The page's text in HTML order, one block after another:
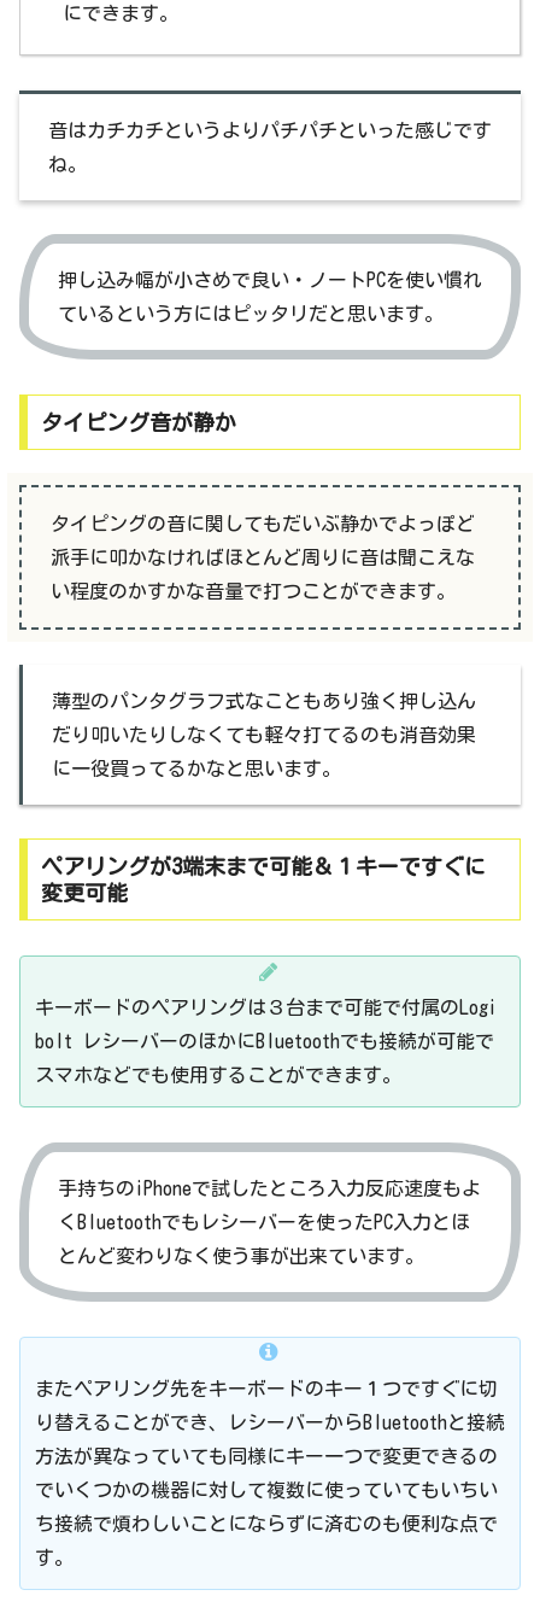
にできます。
音はカチカチというよりパチパチといった感じです
ね。
押し込み幅が小さめで良い・ノートPCを使い慣れ
ているという方にはピッタリだと思います。
タイピング音が静か
タイピングの音に関してもだいぶ静かでよっぽど
派手に叩かなければほとんど周りに音は聞こえな
い程度のかすかな音量で打つことができます。
薄型のパンタグラフ式なこともあり強く押し込ん
だり叩いたりしなくても軽々打てるのも消音効果
に一役買ってるかなと思います。
ペアリングが3端末まで可能＆１キーですぐに
変更可能
キーボードのペアリングは３台まで可能で付属のLogi
bolt レシーバーのほかにBluetoothでも接続が可能で
スマホなどでも使用することができます。
手持ちのiPhoneで試したところ入力反応速度もよ
くBluetoothでもレシーバーを使ったPC入力とほ
とんど変わりなく使う事が出来ています。
またペアリング先をキーボードのキー１つですぐに切
り替えることができ、レシーバーからBluetoothと接続
方法が異なっていても同様にキー一つで変更できるの
でいくつかの機器に対して複数に使っていてもいちい
ち接続で煩わしいことにならずに済むのも便利な点で
す。